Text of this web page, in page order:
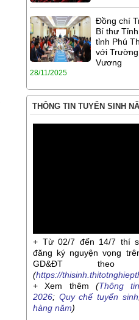
Đồng chí
Bí thư
tỉnh Phú
với
Vương
28/11/2025
THÔNG TIN TUYỂN SINH
+ Từ 02/7 đến 14/7 thí
đăng ký nguyện vọng
GD&ĐT
(https://
+ Xem thêm (Thông
2026; Quy chế tuyển sinh
hàng năm)